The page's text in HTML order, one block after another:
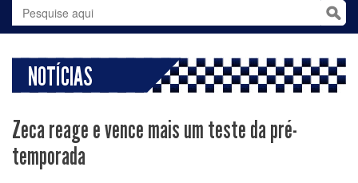
NOTÍCIAS
Zeca reage e vence mais um teste da pré-
temporada